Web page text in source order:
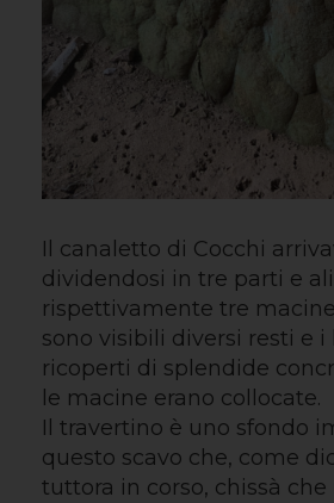
Il canaletto di Cocchi
dividendosi in tre parti e
rispettivamente tre
sono visibili diversi resti e i
ricoperti di splendide
le macine erano collocate.
Il travertino è uno sfondo
questo scavo che, come
tuttora in corso, chissà che